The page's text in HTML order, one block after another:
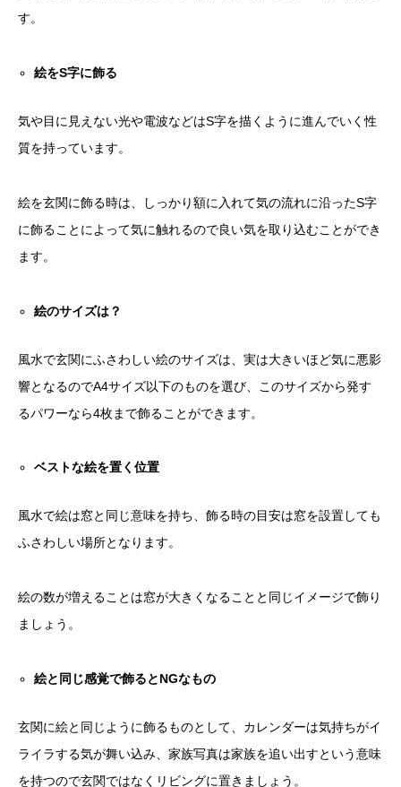
す。
絵をS字に飾る
気や目に見えない光や電波などはS字を描くように進んでいく性
質を持っています。
絵を玄関に飾る時は、しっかり額に入れて気の流れに沿ったS字
に飾ることによって気に触れるので良い気を取り込むことができ
ます。
絵のサイズは？
風水で玄関にふさわしい絵のサイズは、実は大きいほど気に悪影
響となるのでA4サイズ以下のものを選び、このサイズから発す
るパワーなら4枚まで飾ることができます。
ベストな絵を置く位置
風水で絵は窓と同じ意味を持ち、飾る時の目安は窓を設置しても
ふさわしい場所となります。
絵の数が増えることは窓が大きくなることと同じイメージで飾り
ましょう。
絵と同じ感覚で飾るとNGなもの
玄関に絵と同じように飾るものとして、カレンダーは気持ちがイ
ライラする気が舞い込み、家族写真は家族を追い出すという意味
を持つので玄関ではなくリビングに置きましょう。